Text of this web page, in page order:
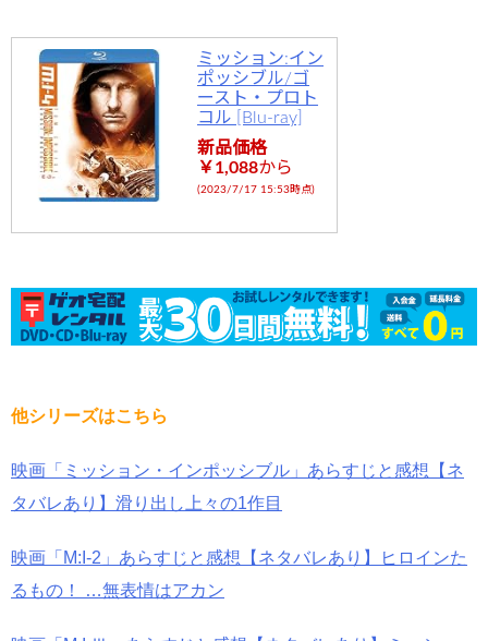
ミッション:イン
ポッシブル/ゴ
ースト・プロト
コル [Blu-ray]
新品価格
￥1,088から
(2023/7/17 15:53時点)
他シリーズはこちら
映画「ミッション・インポッシブル」あらすじと感想【ネ
タバレあり】滑り出し上々の1作目
映画「M:I-2」あらすじと感想【ネタバレあり】ヒロインた
るもの！ …無表情はアカン